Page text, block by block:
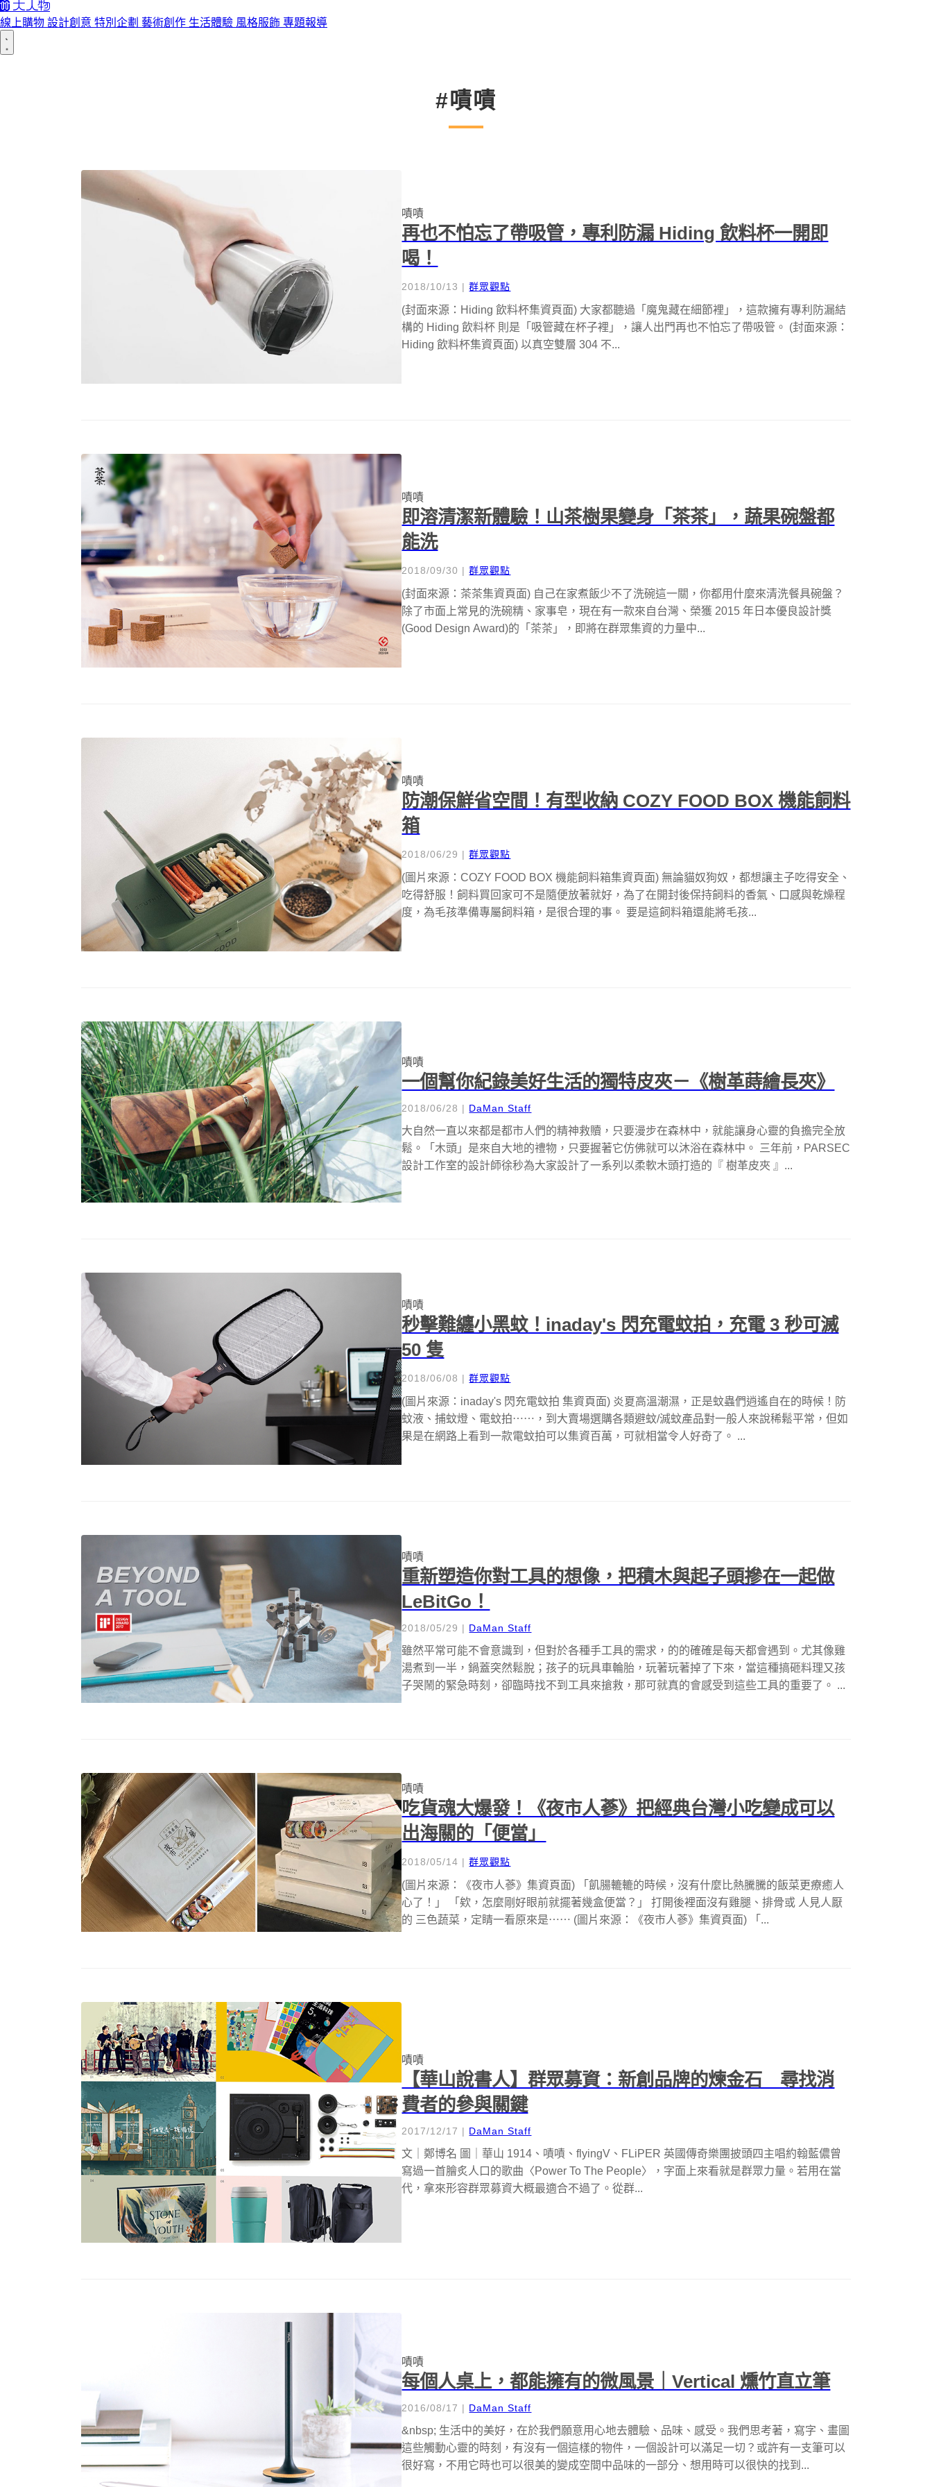
線上購物 設計創意 特別企劃 藝術創作 生活體驗 風格服飾 專題報導
#嘖嘖
嘖嘖
再也不怕忘了帶吸管，專利防漏 Hiding 飲料杯一開即
喝！
2018/10/13 |群眾觀點
(封面來源：Hiding 飲料杯集資頁面) 大家都聽過「魔鬼藏在細節裡」，這款擁有專利防漏結
構的 Hiding 飲料杯 則是「吸管藏在杯子裡」，讓人出門再也不怕忘了帶吸管。 (封面來源：
Hiding 飲料杯集資頁面) 以真空雙層 304 不...
嘖嘖
即溶清潔新體驗！山茶樹果變身「茶茶」，蔬果碗盤都
能洗
2018/09/30 |群眾觀點
(封面來源：茶茶集資頁面) 自己在家煮飯少不了洗碗這一關，你都用什麼來清洗餐具碗盤？
除了市面上常見的洗碗精、家事皂，現在有一款來自台灣、榮獲 2015 年日本優良設計獎
(Good Design Award)的「茶茶」，即將在群眾集資的力量中...
嘖嘖
防潮保鮮省空間！有型收納 COZY FOOD BOX 機能飼料
箱
2018/06/29 |群眾觀點
(圖片來源：COZY FOOD BOX 機能飼料箱集資頁面) 無論貓奴狗奴，都想讓主子吃得安全、
吃得舒服！飼料買回家可不是隨便放著就好，為了在開封後保持飼料的香氣、口感與乾燥程
度，為毛孩準備專屬飼料箱，是很合理的事。 要是這飼料箱還能將毛孩...
嘖嘖
一個幫你紀錄美好生活的獨特皮夾－《樹革蒔繪長夾》
2018/06/28 | DaMan Staff
大自然一直以來都是都市人們的精神救贖，只要漫步在森林中，就能讓身心靈的負擔完全放
鬆。「木頭」是來自大地的禮物，只要握著它仿佛就可以沐浴在森林中。 三年前，PARSEC
設計工作室的設計師徐秒為大家設計了一系列以柔軟木頭打造的『 樹革皮夾 』...
嘖嘖
秒擊難纏小黑蚊！inaday's 閃充電蚊拍，充電 3 秒可滅
50 隻
2018/06/08 |群眾觀點
(圖片來源：inaday's 閃充電蚊拍 集資頁面) 炎夏高溫潮濕，正是蚊蟲們逍遙自在的時候！防
蚊液、捕蚊燈、電蚊拍⋯⋯，到大賣場選購各類避蚊/滅蚊產品對一般人來說稀鬆平常，但如
果是在網路上看到一款電蚊拍可以集資百萬，可就相當令人好奇了。 ...
嘖嘖
重新塑造你對工具的想像，把積木與起子頭摻在一起做
LeBitGo！
2018/05/29 | DaMan Staff
雖然平常可能不會意識到，但對於各種手工具的需求，的的確確是每天都會遇到。尤其像雞
湯煮到一半，鍋蓋突然鬆脫；孩子的玩具車輪胎，玩著玩著掉了下來，當這種搞砸料理又孩
子哭鬧的緊急時刻，卻臨時找不到工具來搶救，那可就真的會感受到這些工具的重要了。 ...
嘖嘖
吃貨魂大爆發！《夜市人蔘》把經典台灣小吃變成可以
出海關的「便當」
2018/05/14 |群眾觀點
(圖片來源：《夜市人蔘》集資頁面) 「飢腸轆轆的時候，沒有什麼比熱騰騰的飯菜更療癒人
心了！」 「欸，怎麼剛好眼前就擺著幾盒便當？」 打開後裡面沒有雞腿、排骨或 人見人厭
的 三色蔬菜，定睛一看原來是⋯⋯ (圖片來源：《夜市人蔘》集資頁面) 「...
嘖嘖
【華山說書人】群眾募資：新創品牌的煉金石 尋找消
費者的參與關鍵
2017/12/17 | DaMan Staff
文｜鄭博名 圖｜華山 1914、嘖嘖、flyingV、FLiPER 英國傳奇樂團披頭四主唱約翰藍儂曾
寫過一首膾炙人口的歌曲〈Power To The People〉，字面上來看就是群眾力量。若用在當
代，拿來形容群眾募資大概最適合不過了。從群...
嘖嘖
每個人桌上，都能擁有的微風景｜Vertical 燻竹直立筆
2016/08/17 | DaMan Staff
&nbsp; 生活中的美好，在於我們願意用心地去體驗、品味、感受。我們思考著，寫字、畫圖
這些觸動心靈的時刻，有沒有一個這樣的物件，一個設計可以滿足一切？或許有一支筆可以
很好寫，不用它時也可以很美的變成空間中品味的一部分、想用時可以很快的找到...